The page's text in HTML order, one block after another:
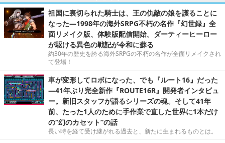
祖国に裏切られた騎士は、王の仇敵の娘を護ることに
なった―1998年の海外SRPG不朽の名作『幻世録』全
面リメイク版、体験版配信開始。ダーティーヒーロー
が駆ける異色の戦記が令和に蘇る
約30年の歴史を誇る海外SRPGの不朽の名作が全面リメイクされ
て登場！
車が変形してロボになった、でも『ルート16』だった
―41年ぶり完全新作『ROUTE16R』開発者インタビュ
ー。新旧スタッフが語るシリーズの魂。そして41年
前、たった1人のために手作業で直した世界に1本だけ
の“幻のカセット”の話
長い時を経て受け継がれる過去と、新たに生まれるものとは。